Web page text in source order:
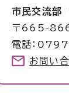
市民交流部
〒665-
電話：
お問い